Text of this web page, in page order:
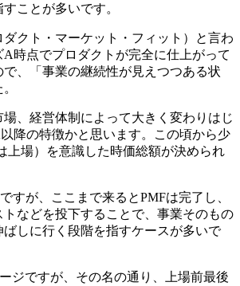
ことが多いです。
ダクト・マーケット・フィット）と言わ
時点でプロダクトが完全に仕上がって
、「事業の継続性が見えつつある状
、経営体制によって大きく変わりはじ
降の特徴かと思います。この頃から少
上場）を意識した時価総額が決められ
すが、ここまで来るとPMFは完了し、
などを投下することで、事業そのもの
しに行く段階を指すケースが多いで
ジですが、その名の通り、上場前最後